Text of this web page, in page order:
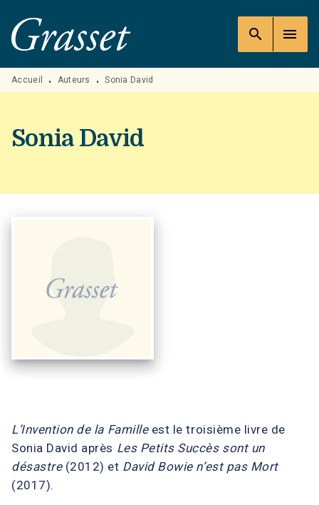
MENU RECHERCHE
PIED DE PAGE
search menu
Accueil • Auteurs • Sonia David
Sonia David
L’Invention de la Familleest le troisième livre de
Sonia David après Les Petits Succès sont un
désastre (2012) et David Bowie n’est pas Mort
(2017).